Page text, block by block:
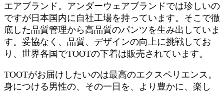
エアブランド。アンダーウェアブランドでは珍しいの
ですが日本国内に自社工場を持っています。そこで徹
底した品質管理から高品質のパンツを生み出していま
す。妥協なく、品質、デザインの向上に挑戦してお
り、世界各国でTOOTの下着は販売されています。
TOOTがお届けしたいのは最高のエクスペリエンス。
身につける男性の、その一日を、より豊かに、楽し